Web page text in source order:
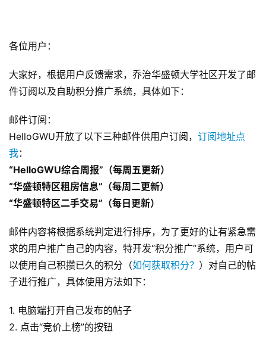
各位用户：
大家好，根据用户反馈需求，乔治华盛顿大学社区开发了邮
件订阅以及自助积分推广系统，具体如下：
邮件订阅：
HelloGWU开放了以下三种邮件供用户订阅， 订阅地址点
我：
“HelloGWU综合周报”（每周五更新）
“华盛顿特区租房信息”（每周二更新）
“华盛顿特区二手交易”（每日更新）
邮件内容将根据系统判定进行排序，为了更好的让有紧急需
求的用户推广自己的内容，特开发“积分推广”系统，用户可
以使用自己积攒已久的积分（如何获取积分？ ）对自己的帖
子进行推广，具体使用方法如下：
1. 电脑端打开自己发布的帖子
2. 点击“竞价上榜”的按钮